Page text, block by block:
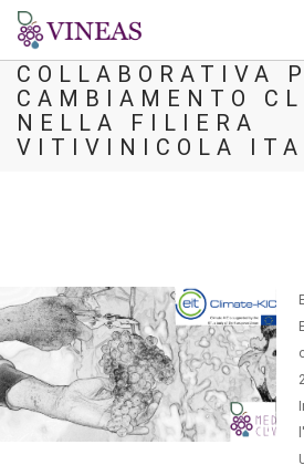
HOME
SU VINEAS
ENTRA
COSTRUIRE LA
COLLABORATIVA
CAMBIAMENTO
NELLA FILIERA
VITIVINICOLA